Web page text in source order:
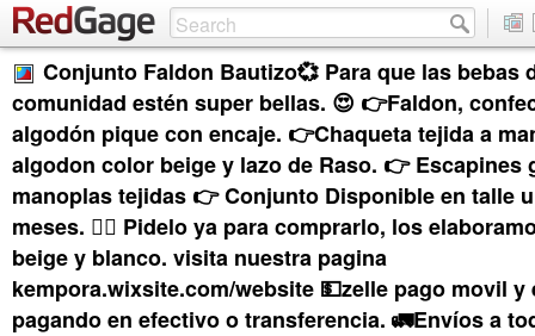
Conjunto Faldon Bautizo💞 Para que las bebas
comunidad estén super bellas. 😍 👉Faldon,
algodón pique con encaje. 👉Chaqueta tejida a
algodon color beige y lazo de Raso. 👉 Escapines
manoplas tejidas 👉 Conjunto Disponible en talle
meses. 🏃‍♀️ Pidelo ya para comprarlo, los
beige y blanco. visita nuestra pagina
kempora.wixsite.com/website 💵zelle pago movil y
pagando en efectivo o transferencia. 🚛Envíos a